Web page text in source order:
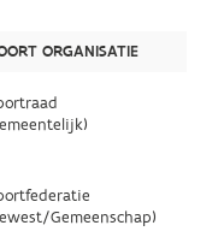
ORGANISATIE
Gemeenschap)